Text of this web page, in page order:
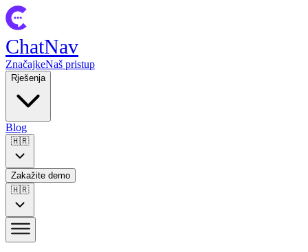
ChatNav
ZnačajkeNaš pristup
Rješenja
Blog
🇭🇷
Zakažite demo
🇭🇷